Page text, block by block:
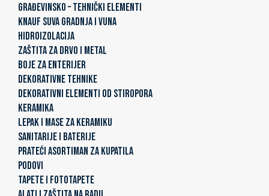
GRAĐEVINSKO – TEHNIČKI ELEMENTI
KNAUF SUVA GRADNJA I VUNA
HIDROIZOLACIJA
ZAŠTITA ZA DRVO I METAL
BOJE ZA ENTERIJER
DEKORATIVNE TEHNIKE
DEKORATIVNI ELEMENTI OD STIROPORA
KERAMIKA
LEPAK I MASE ZA KERAMIKU
SANITARIJE I BATERIJE
PRATEĆI ASORTIMAN ZA KUPATILA
PODOVI
TAPETE I FOTOTAPETE